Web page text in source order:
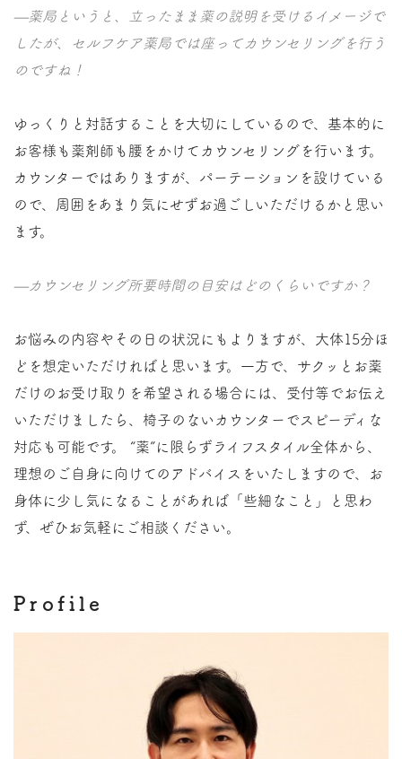
—薬局というと、立ったまま薬の説明を受けるイメージで
したが、セルフケア薬局では座ってカウンセリングを行う
のですね！
ゆっくりと対話することを大切にしているので、基本的に
お客様も薬剤師も腰をかけてカウンセリングを行います。
カウンターではありますが、パーテーションを設けている
ので、周囲をあまり気にせずお過ごしいただけるかと思い
ます。
—カウンセリング所要時間の目安はどのくらいですか？
お悩みの内容やその日の状況にもよりますが、大体15分ほ
どを想定いただければと思います。一方で、サクッとお薬
だけのお受け取りを希望される場合には、受付等でお伝え
いただけましたら、椅子のないカウンターでスピーディな
対応も可能です。 “薬”に限らずライフスタイル全体から、
理想のご自身に向けてのアドバイスをいたしますので、お
身体に少し気になることがあれば「些細なこと」と思わ
ず、ぜひお気軽にご相談ください。
Profile